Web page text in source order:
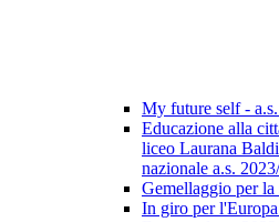
My future self -
Educazione alla
liceo Laurana
nazionale a.s.
Gemellaggio per
In giro per